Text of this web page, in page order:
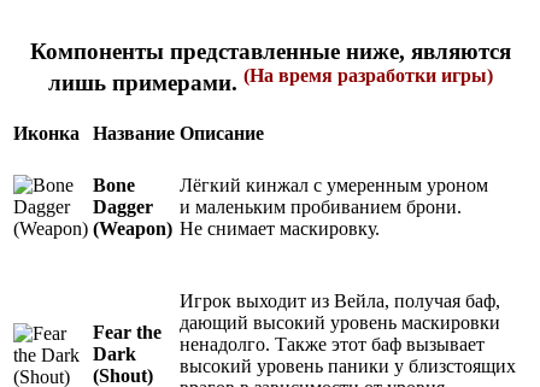
Компоненты представленные ниже, являются
лишь примерами. (На время разработки игры)
Иконка Название Описание
Bone
Dagger
(Weapon)
Лёгкий кинжал с умеренным уроном
и маленьким пробиванием брони.
Не снимает маскировку.
Fear the
Dark
(Shout)
Игрок выходит из Вейла, получая баф,
дающий высокий уровень маскировки
ненадолго. Также этот баф вызывает
высокий уровень паники у близстоящих